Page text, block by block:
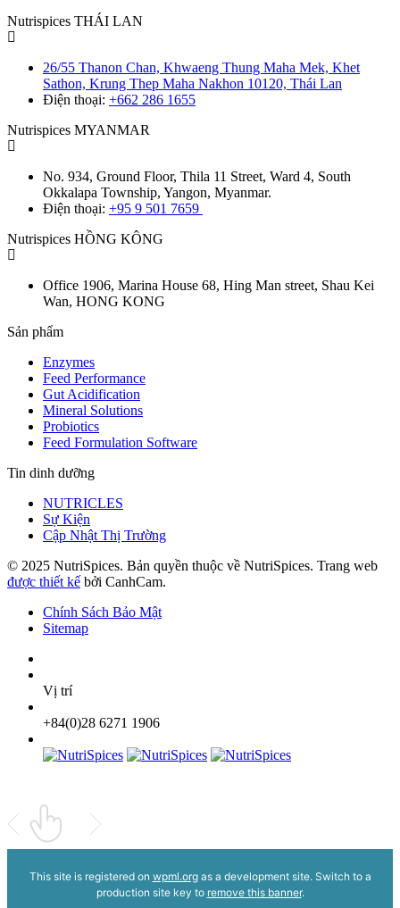
Nutrispices THÁI LAN
26/55 Thanon Chan, Khwaeng Thung Maha Mek, Khet
Sathon, Krung Thep Maha Nakhon 10120, Thái Lan
Điện thoại: +662 286 1655
Nutrispices MYANMAR
No. 934, Ground Floor, Thila 11 Street, Ward 4, South
Okkalapa Township, Yangon, Myanmar.
Điện thoại: +95 9 501 7659
Nutrispices HỒNG KÔNG
Office 1906, Marina House 68, Hing Man street, Shau Kei
Wan, HONG KONG
Sản phẩm
Enzymes
Feed Performance
Gut Acidification
Mineral Solutions
Probiotics
Feed Formulation Software
Tin dinh dưỡng
NUTRICLES
Sự Kiện
Cập Nhật Thị Trường
© 2025 NutriSpices. Bản quyền thuộc về NutriSpices. Trang web
được thiết kế bởi CanhCam.
Chính Sách Bảo Mật
Sitemap
Vị trí
+84(0)28 6271 1906
This site is registered on wpml.orgas a development site. Switch to a
production site key to remove this banner.